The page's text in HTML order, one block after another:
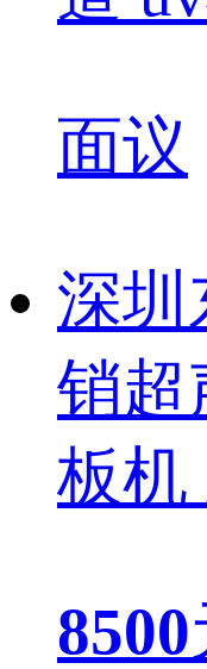
面议
深圳
销超
板机
8500